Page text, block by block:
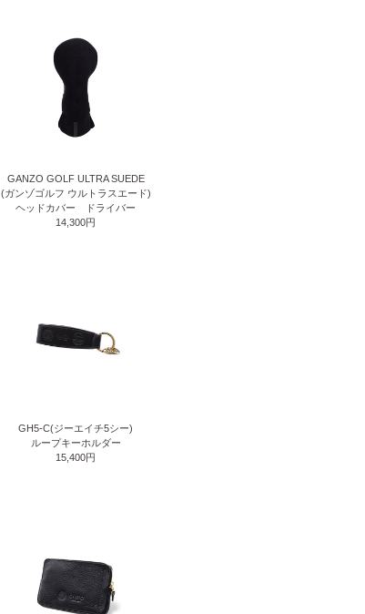
GANZO GOLF ULTRA SUEDE
(ガンゾゴルフ ウルトラスエード)
ヘッドカバー ドライバー
14,300円
GH5-C(ジーエイチ5シー)
ループキーホルダー
15,400円